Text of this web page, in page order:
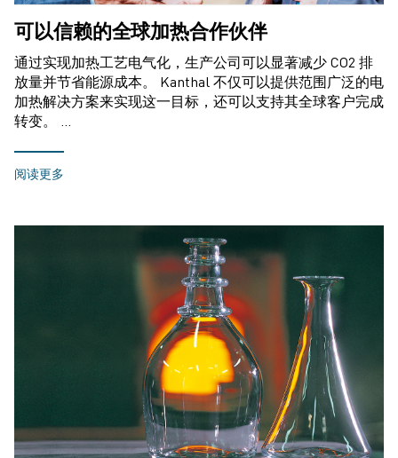
可以信赖的全球加热合作伙伴
通过实现加热工艺电气化，生产公司可以显著减少 CO2 排
放量并节省能源成本。 Kanthal 不仅可以提供范围广泛的电
加热解决方案来实现这一目标，还可以支持其全球客户完成
转变。 …
阅读更多